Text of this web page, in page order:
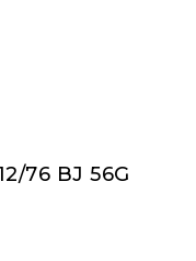
76 BJ 56G